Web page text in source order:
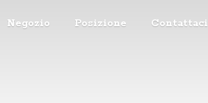
Negozio Posizione Contattaci